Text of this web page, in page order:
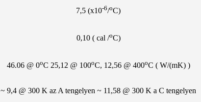
7,5 (x10-6/oC)
0,10 ( cal /oC)
46.06 @ 0oC 25,12 @ 100oC, 12,56 @ 400oC ( W/(mK) )
~ 9,4 @ 300 K az A tengelyen ~ 11,58 @ 300 K a C tengelyen